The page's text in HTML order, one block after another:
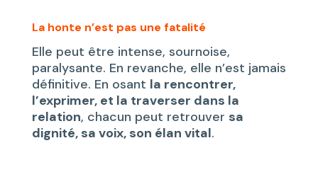
La honte n’est pas une fatalité
Elle peut être intense, sournoise,
paralysante. En revanche, elle n’est jamais
définitive. En osant la rencontrer,
l’exprimer, et la traverser dans la
relation, chacun peut retrouver sa
dignité, sa voix, son élan vital.